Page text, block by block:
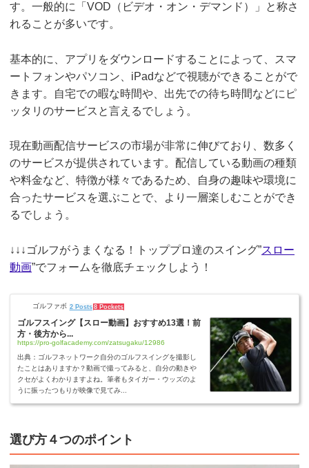
す。一般的に「VOD（ビデオ・オン・デマンド）」と称さ
れることが多いです。
基本的に、アプリをダウンロードすることによって、スマ
ートフォンやパソコン、iPadなどで視聴ができることがで
きます。自宅での暇な時間や、出先での待ち時間などにピ
ッタリのサービスと言えるでしょう。
現在動画配信サービスの市場が非常に伸びており、数多く
のサービスが提供されています。配信している動画の種類
や料金など、特徴が様々であるため、自身の趣味や環境に
合ったサービスを選ぶことで、より一層楽しむことができ
るでしょう。
↓↓↓ゴルフがうまくなる！トッププロ達のスイング”スロー
動画”でフォームを徹底チェックしよう！
ゴルファボ 2 Posts 8 Pockets
ゴルフスイング【スロー動画】おすすめ13選！前
方・後方から...
https://pro-golfacademy.com/zatsugaku/12986
出典：ゴルフネットワーク自分のゴルフスイングを撮影し
たことはありますか？動画で撮ってみると、自分の動きや
クセがよくわかりますよね。筆者もタイガー・ウッズのよ
うに振ったつもりが映像で見てみ...
選び方４つのポイント